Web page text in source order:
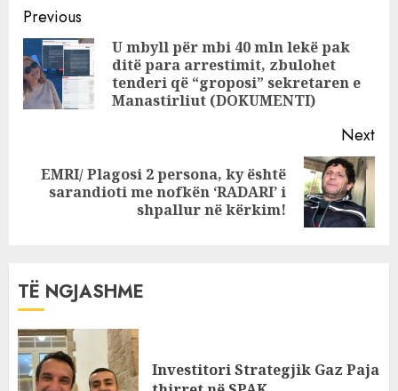
rezidencë miliona
dollarëshe në
Sarandë
Continue
Reading
Previous
U mbyll për mbi 40 mln lekë pak
ditë para arrestimit, zbulohet
tenderi që “groposi” sekretaren e
Manastirliut (DOKUMENTI)
Next
Next
EMRI/ Plagosi 2 persona, ky është
sarandioti me nofkën ‘RADARI’ i
shpallur në kërkim!
TË NGJASHME
Investitori Strategjik Gaz Paja